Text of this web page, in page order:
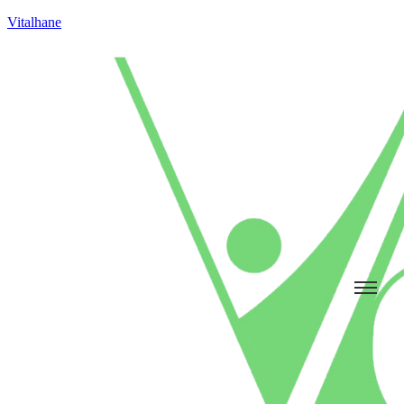
Vitalhane